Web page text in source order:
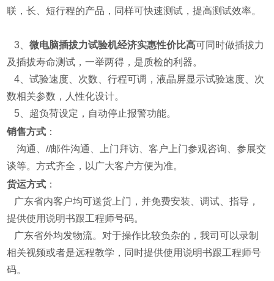
联，长、短行程的产品，同样可快速测试，提高测试效率。
3、微电脑插拔力试验机经济实惠性价比高可同时做插拔力
及插拔寿命测试，一举两得，是质检的利器。
4、试验速度、次数、行程可调，液晶屏显示试验速度、次
数相关参数，人性化设计。
5、超负荷设定，自动停止报警功能。
销售方式 ：
沟通、//邮件沟通、上门拜访、客户上门参观咨询、参展交
谈等。方式齐全，以广大客户方便为准。
货运方式 ：
广东省内客户均可送货上门，并免费安装、调试、指导，
提供使用说明书跟工程师号码。
广东省外均发物流。对于操作比较负杂的，我司可以录制
相关视频或者是远程教学，同时提供使用说明书跟工程师号
码。